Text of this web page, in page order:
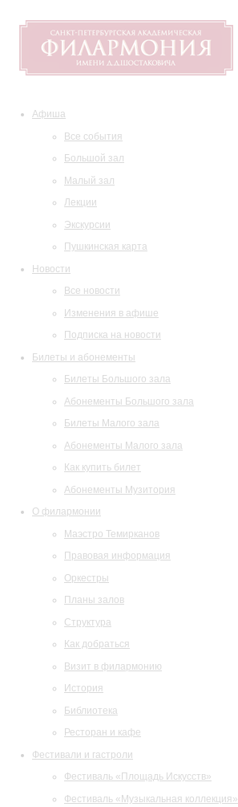
Афиша
Все события
Большой зал
Малый зал
Лекции
Экскурсии
Пушкинская карта
Новости
Все новости
Изменения в афише
Подписка на новости
Билеты и абонементы
Билеты Большого зала
Абонементы Большого зала
Билеты Малого зала
Абонементы Малого зала
Как купить билет
Абонементы Музитория
О филармонии
Маэстро Темирканов
Правовая информация
Оркестры
Планы залов
Структура
Как добраться
Визит в филармонию
История
Библиотека
Ресторан и кафе
Фестивали и гастроли
Фестиваль «Площадь Искусств»
Фестиваль «Музыкальная коллекция»